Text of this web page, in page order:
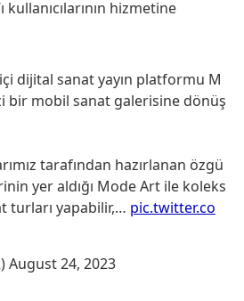
hizmetine
dijital sanat yayın platformu M
bir mobil sanat galerisine dönüş
tarafından hazırlanan özgü
yer aldığı Mode Art ile koleks
turları yapabilir,… pic.twitter.co
August 24, 2023